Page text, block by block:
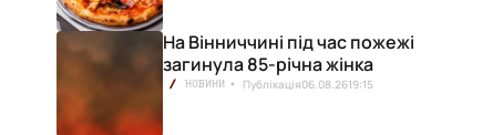
На Вінниччині під час пожежі
загинула 85-річна жінка
НОВИНИ Публікація06.08.2619:15